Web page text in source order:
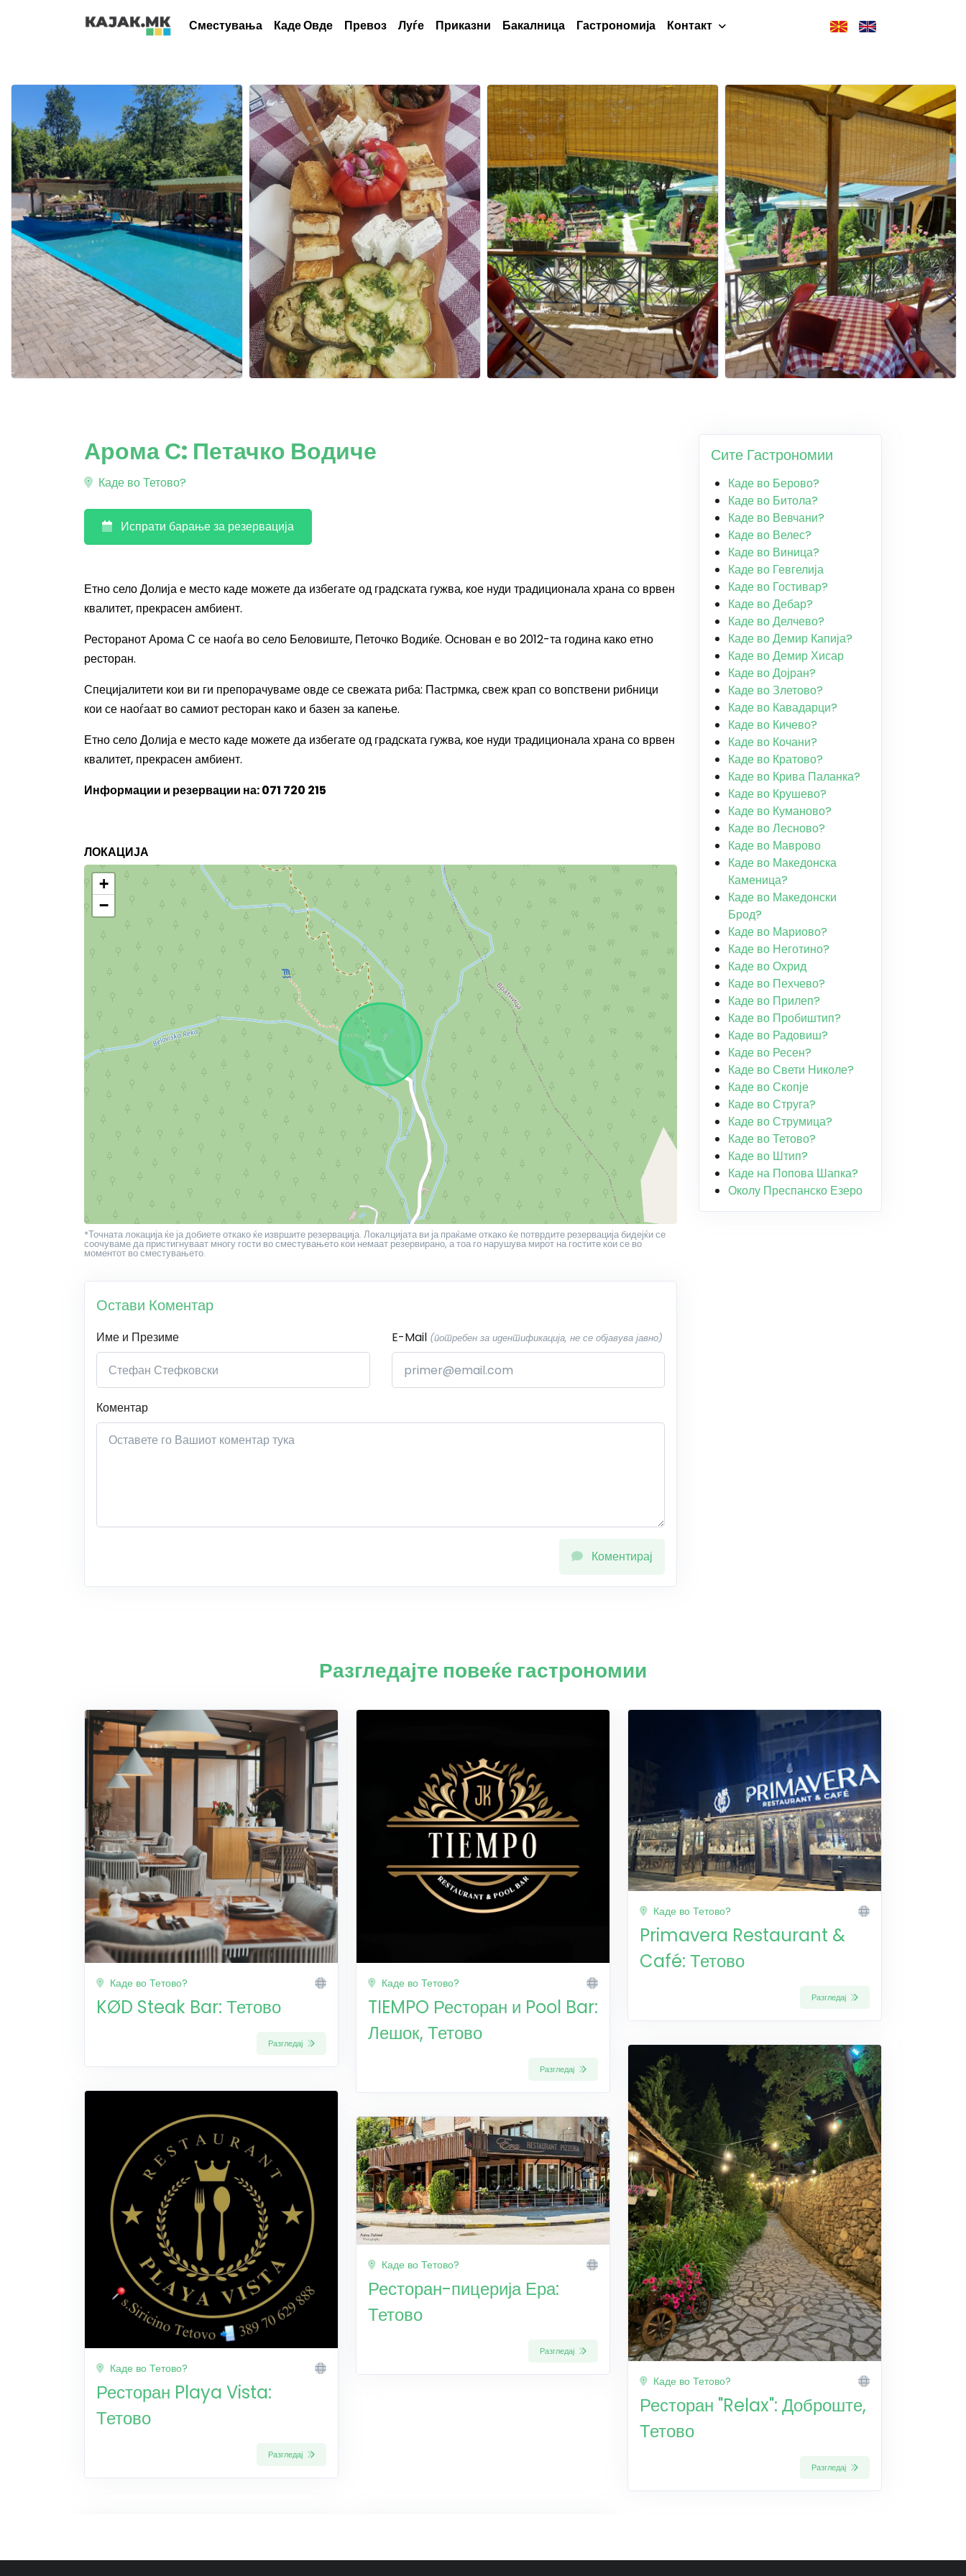
Сместувања Каде Овде Превоз Луѓе Приказни Бакалница Гастрономија Контакт
Арома С: Петачко Водиче
Каде во Тетово?
Испрати барање за резервација
Етно село Долија е место каде можете да избегате од градската гужва, кое нуди традиционала храна со врвен
квалитет, прекрасен амбиент.
Ресторанот Арома С се наоѓа во село Беловиште, Петочко Водиќе. Основан е во 2012-та година како етно
ресторан.
Специјалитети кои ви ги препорачуваме овде се свежата риба: Пастрмка, свеж крап со вопствени рибници
кои се наоѓаат во самиот ресторан како и базен за капење.
Етно село Долија е место каде можете да избегате од градската гужва, кое нуди традиционала храна со врвен
квалитет, прекрасен амбиент.
Информации и резервации на:071 720 215
ЛОКАЦИЈА
+
−
*Точната локација ќе ја добиете откако ќе извршите резервација. Локалцијата ви ја праќаме откако ќе потврдите резервација бидејќи се
соочуваме да пристигнуваат многу гости во сместувањето кои немаат резервирано, а тоа го нарушува мирот на гостите кои се во
моментот во сместувањето.
Остави Коментар
Име и Презиме E-Mail (потребен за идентификација, не се објавува јавно)
Коментар
Коментирај
Сите Гастрономии
Каде во Берово?
Каде во Битола?
Каде во Вевчани?
Каде во Велес?
Каде во Виница?
Каде во Гевгелија
Каде во Гостивар?
Каде во Дебар?
Каде во Делчево?
Каде во Демир Капија?
Каде во Демир Хисар
Каде во Дојран?
Каде во Злетово?
Каде во Кавадарци?
Каде во Кичево?
Каде во Кочани?
Каде во Кратово?
Каде во Крива Паланка?
Каде во Крушево?
Каде во Куманово?
Каде во Лесново?
Каде во Маврово
Каде во Македонска
Каменица?
Каде во Македонски
Брод?
Каде во Мариово?
Каде во Неготино?
Каде во Охрид
Каде во Пехчево?
Каде во Прилеп?
Каде во Пробиштип?
Каде во Радовиш?
Каде во Ресен?
Каде во Свети Николе?
Каде во Скопје
Каде во Струга?
Каде во Струмица?
Каде во Тетово?
Каде во Штип?
Каде на Попова Шапка?
Околу Преспанско Езеро
Разгледајте повеќе гастрономии
Каде во Тетово?
KØD Steak Bar: Тетово
Разгледај
Каде во Тетово?
Ресторан Playa Vista:
Тетово
Разгледај
Каде во Тетово?
TIEMPO Ресторан и Pool Bar:
Лешок, Тетово
Разгледај
Каде во Тетово?
Ресторан-пицерија Ера:
Тетово
Разгледај
Каде во Тетово?
Primavera Restaurant &
Café: Тетово
Разгледај
Каде во Тетово?
Ресторан "Relax": Доброште,
Тетово
Разгледај